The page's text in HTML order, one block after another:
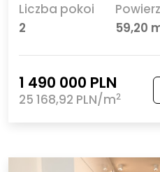
Liczba pokoi
2
59,20
1 490 000 PLN
25 168,92 PLN/m2